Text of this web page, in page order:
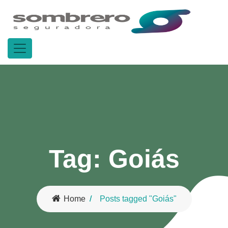
Tag: Goiás
Home Posts tagged "Goiás"